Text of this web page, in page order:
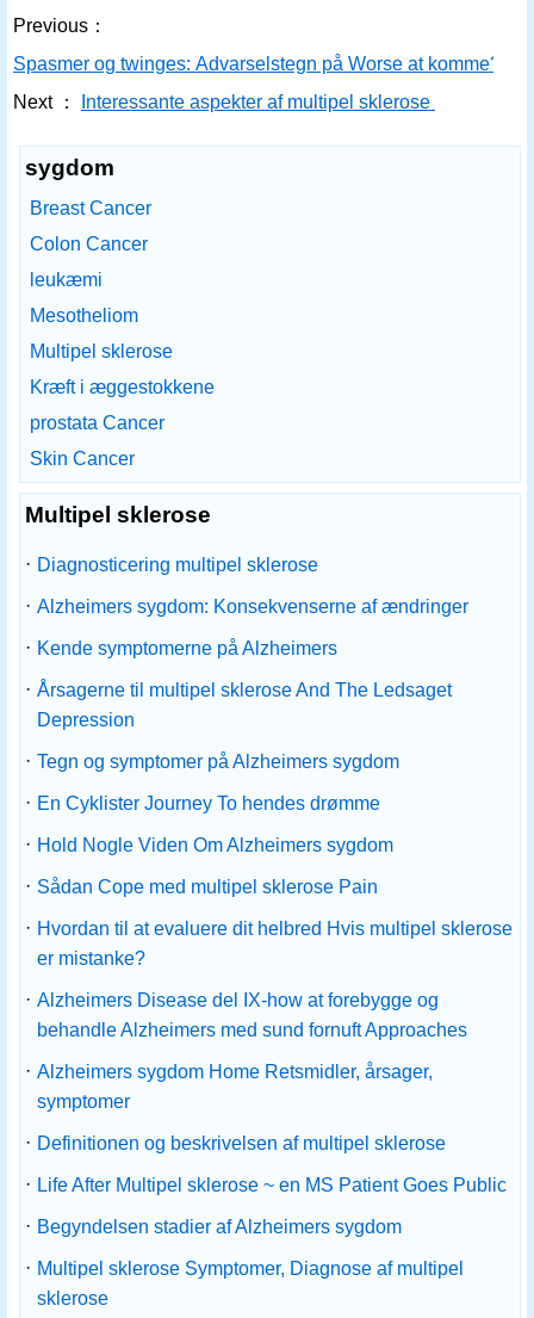
Previous：
Spasmer og twinges: Advarselstegn på Worse at komme?.
Next ：
Interessante aspekter af multipel sklerose
sygdom
Breast Cancer
Colon Cancer
leukæmi
Mesotheliom
Multipel sklerose
Kræft i æggestokkene
prostata Cancer
Skin Cancer
Multipel sklerose
· Diagnosticering multipel sklerose
· Alzheimers sygdom: Konsekvenserne af ændringer
· Kende symptomerne på Alzheimers
· Årsagerne til multipel sklerose And The Ledsaget
Depression
· Tegn og symptomer på Alzheimers sygdom
· En Cyklister Journey To hendes drømme
· Hold Nogle Viden Om Alzheimers sygdom
· Sådan Cope med multipel sklerose Pain
· Hvordan til at evaluere dit helbred Hvis multipel sklerose
er mistanke?
· Alzheimers Disease del IX-how at forebygge og
behandle Alzheimers med sund fornuft Approaches
· Alzheimers sygdom Home Retsmidler, årsager,
symptomer
· Definitionen og beskrivelsen af ​​multipel sklerose
· Life After Multipel sklerose ~ en MS Patient Goes Public
· Begyndelsen stadier af Alzheimers sygdom
· Multipel sklerose Symptomer, Diagnose af multipel
sklerose